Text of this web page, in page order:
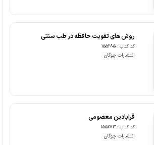
روش های تقویت حافظه در طب سنتی
کد کتاب : 155285
انتشارات چوگان
قرابادین معصومی
کد کتاب : 155283
انتشارات چوگان